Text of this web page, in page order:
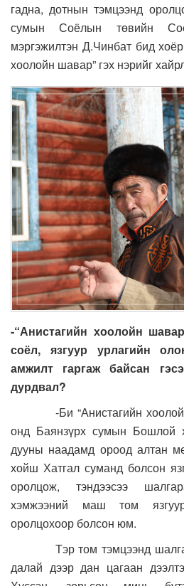
гадна, дотнын тэмцээнд
сумын Соёлын төвийн
мэргэжилтэн Д.Чинбат бид
хоолойн шавар” гэх нэрийг
-“Анистагийн хоолойн
соёл, язгуур урлагийн
амжилт гаргаж байсан
дурдвал?
-Би “Анистагийн хоолойн
онд Баянзүрх сумын Бошлой
дууны наадамд ороод алтан
хойш Хатгал суманд болсон
оролцож, тэндээсээ
хэмжээний маш том
оролцохоор болсон юм.
Тэр том тэмцээнд
далай дээр дан цагаан